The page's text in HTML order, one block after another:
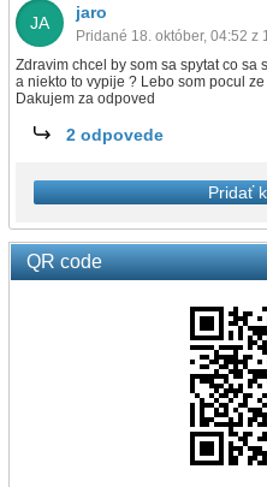
JA
jaro
Pridané 18. október, 04:52 z
Zdravim chcel by som sa spytat co sa stane ked syridlo dam do studenej vody
a niekto to vypije ? Lebo som pocul
Dakujem za odpoved
2 odpovede
Pridať
QR code